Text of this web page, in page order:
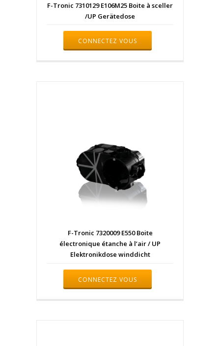
F-Tronic 7310129 E106M25 Boite à sceller
/UP Gerätedose
CONNECTEZ VOUS
F-Tronic 7320009 E550 Boite
électronique étanche à l’air / UP
Elektronikdose winddicht
CONNECTEZ VOUS